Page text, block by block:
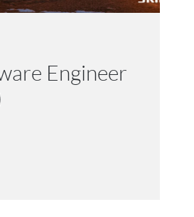
Engineer